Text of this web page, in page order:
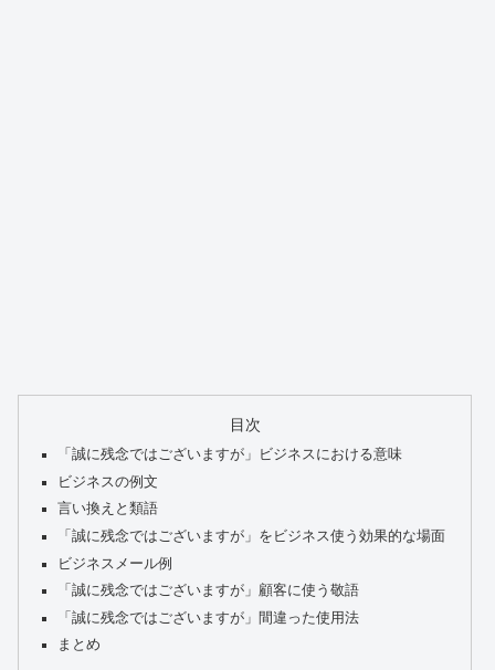
目次
「誠に残念ではございますが」ビジネスにおける意味
ビジネスの例文
言い換えと類語
「誠に残念ではございますが」をビジネス使う効果的な場面
ビジネスメール例
「誠に残念ではございますが」顧客に使う敬語
「誠に残念ではございますが」間違った使用法
まとめ